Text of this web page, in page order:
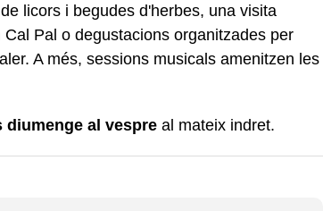
licors i begudes d'herbes, una visita
Pal o degustacions organitzades per
A més, sessions musicals amenitzen les
diumenge al vespre al mateix indret.